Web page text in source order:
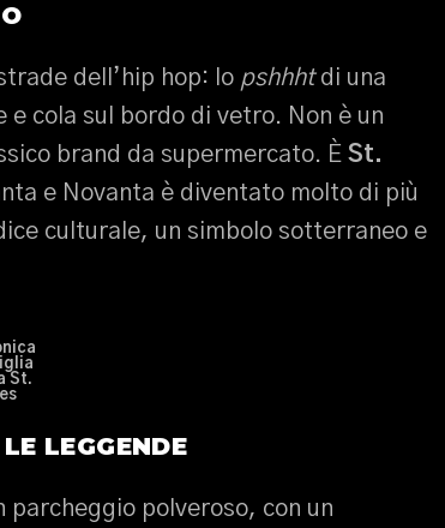
dell’hip hop: lo pshhhtdi una
cola sul bordo di vetro. Non è un
brand da supermercato. È St.
e Novanta è diventato molto di più
culturale, un simbolo sotterraneo e
St.
LEGGENDE
parcheggio polveroso, con un